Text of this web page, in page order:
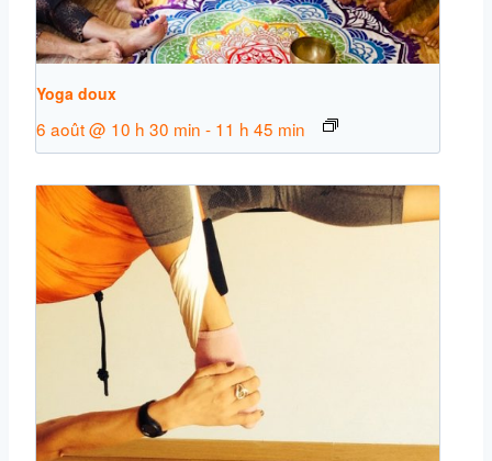
Yoga doux
6 août @ 10 h 30 min - 11 h 45 min